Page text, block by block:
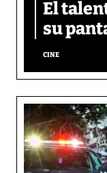
El
su
CINE